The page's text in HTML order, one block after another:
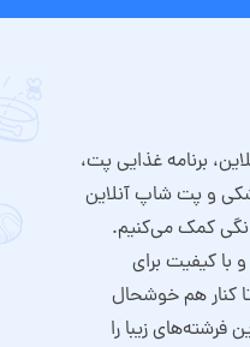
برنامه غذایی پت،
و پت شاپ آنلاین
کمک می‌کنیم.
کیفیت برای
کنار هم خوشحال
فرشته‌های زیبا را